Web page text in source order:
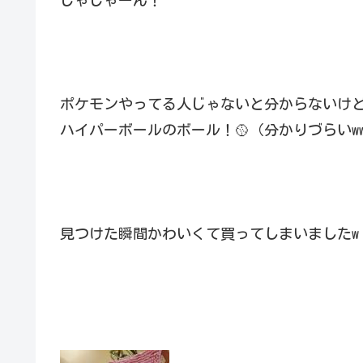
ポケモンやってる人じゃないと分からないけ
ハイパーボールのボール！🥎（分かりづらい
見つけた瞬間かわいくて買ってしまいましたw